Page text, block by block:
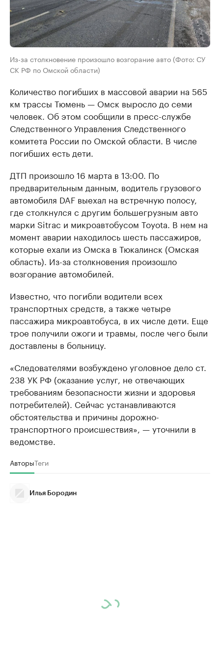
Из-за столкновение произошло возгорание авто (Фото: СУ
СК РФ по Омской области)
Количество погибших в массовой аварии на 565
км трассы Тюмень — Омск выросло до семи
человек. Об этом сообщили в пресс-службе
Следственного Управления Следственного
комитета России по Омской области. В числе
погибших есть дети.
ДТП произошло 16 марта в 13:00. По
предварительным данным, водитель грузового
автомобиля DAF выехал на встречную полосу,
где столкнулся с другим большегрузным авто
марки Sitrac и микроавтобусом Toyota. В нем на
момент аварии находилось шесть пассажиров,
которые ехали из Омска в Тюкалинск (Омская
область). Из-за столкновения произошло
возгорание автомобилей.
Известно, что погибли водители всех
транспортных средств, а также четыре
пассажира микроавтобуса, в их числе дети. Еще
трое получили ожоги и травмы, после чего были
доставлены в больницу.
«Следователями возбуждено уголовное дело ст.
238 УК РФ (оказание услуг, не отвечающих
требованиям безопасности жизни и здоровья
потребителей). Сейчас устанавливаются
обстоятельства и причины дорожно-
транспортного происшествия», — уточнили в
ведомстве.
АвторыТеги
Илья Бородин